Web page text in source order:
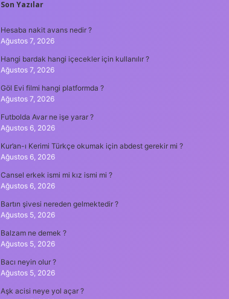
SIDEBAR
Son Yazılar
Hesaba nakit avans nedir ?
Ağustos 7, 2026
Hangi bardak hangi içecekler için kullanılır ?
Ağustos 7, 2026
Göl Evi filmi hangi platformda ?
Ağustos 7, 2026
Futbolda Avar ne işe yarar ?
Ağustos 6, 2026
Kur’an-ı Kerimi Türkçe okumak için abdest gerekir mi ?
Ağustos 6, 2026
Cansel erkek ismi mi kız ismi mi ?
Ağustos 6, 2026
Bartın şivesi nereden gelmektedir ?
Ağustos 5, 2026
Balzam ne demek ?
Ağustos 5, 2026
Bacı neyin olur ?
Ağustos 5, 2026
Aşk acisi neye yol açar ?